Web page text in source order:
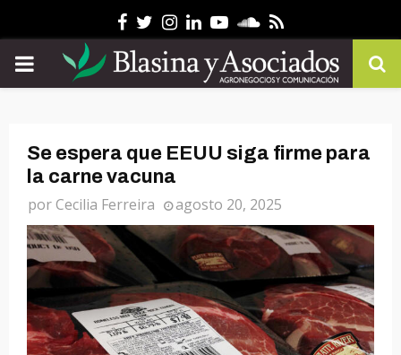
Facebook
Twitter
Instagram
Linkedin
YoutubeSoundcloud
Rss
PRIMARY
Se espera que EEUU siga firme para
la carne vacuna
porCecilia Ferreira agosto 20, 2025